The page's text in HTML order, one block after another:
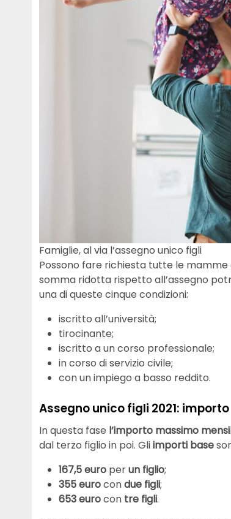
Famiglie, al via l’assegno unico figli
Possono fare richiesta tutte le
somma ridotta rispetto all’assegno
una di queste cinque condizioni:
iscritto all’università;
tirocinante;
iscritto a un corso professionale;
in corso di servizio civile;
con un impiego a basso reddito.
Assegno unico figli 2021: importo
In questa fase l’importo massimo
dal terzo figlio in poi. Gliimporti base
167,5 euro perun figlio;
355 eurocondue figli;
653 eurocon tre figli.